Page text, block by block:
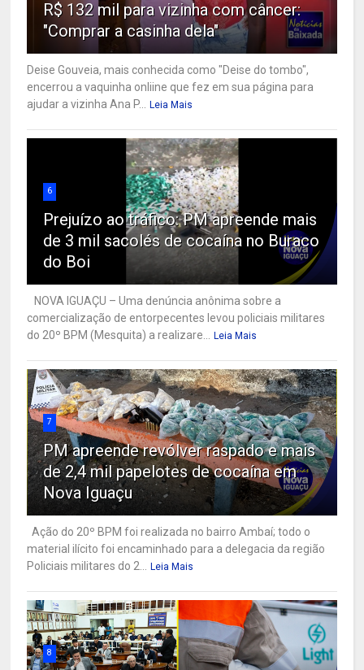
R$ 132 mil para vizinha com câncer:
"Comprar a casinha dela"
Deise Gouveia, mais conhecida como "Deise do tombo",
encerrou a vaquinha onliine que fez em sua página para
ajudar a vizinha Ana P...
Leia Mais
6
Prejuízo ao tráfico: PM apreende mais
de 3 mil sacolés de cocaína no Buraco
do Boi
NOVA IGUAÇU – Uma denúncia anônima sobre a
comercialização de entorpecentes levou policiais militares
do 20º BPM (Mesquita) a realizare...
Leia Mais
7
PM apreende revólver raspado e mais
de 2,4 mil papelotes de cocaína em
Nova Iguaçu
Ação do 20º BPM foi realizada no bairro Ambaí; todo o
material ilícito foi encaminhado para a delegacia da região
Policiais militares do 2...
Leia Mais
8